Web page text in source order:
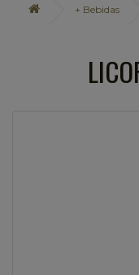
+ Bebidas